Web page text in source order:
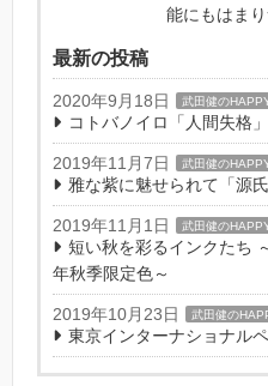
能にもはまり
最新の投稿
2020年9月18日 武田健の
コトバノイロ「人間失格
2019年11月7日 武田健の
雅な紫に魅せられて「源氏
2019年11月1日 武田健の
短い秋を彩るインクたち
年秋季限定色～
2019年10月23日 武田健の
東京インターナショナル